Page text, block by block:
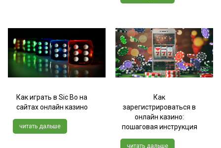
Как играть в Sic Bo на
сайтах онлайн казино
читать дальше
Как
зарегистрироваться в
онлайн казино:
пошаговая инструкция
читать дальше